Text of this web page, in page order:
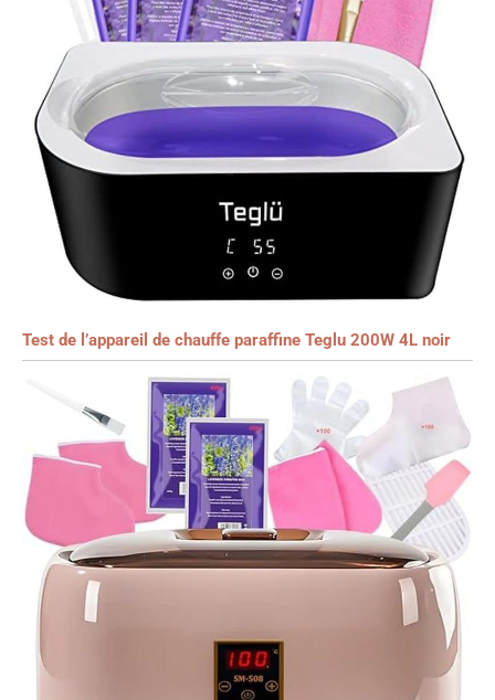
Test de l’appareil de chauffe paraffine Teglu 200W 4L noir